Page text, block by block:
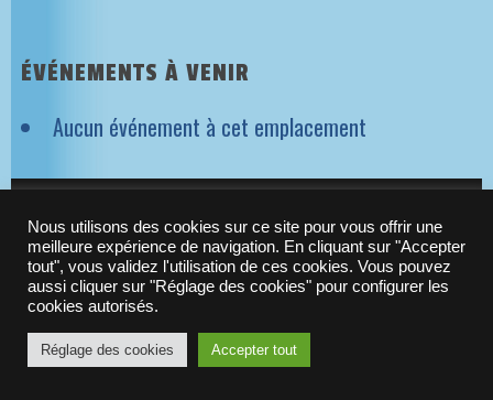
ÉVÉNEMENTS À VENIR
Aucun événement à cet emplacement
© 2010-2021 - Origames | N°Siret : 523 288 637 00029
Nous utilisons des cookies sur ce site pour vous offrir une
meilleure expérience de navigation. En cliquant sur "Accepter
tout", vous validez l'utilisation de ces cookies. Vous pouvez
aussi cliquer sur "Réglage des cookies" pour configurer les
cookies autorisés.
Réglage des cookies Accepter tout